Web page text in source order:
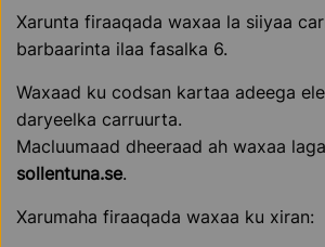
Xarunta firaaqada waxaa la siiyaa
barbaarinta ilaa fasalka 6.
Waxaad ku codsan kartaa adeega
daryeelka carruurta.
Macluumaad dheeraad ah waxaa
sollentuna.se.
Xarumaha firaaqada waxaa ku xiran: